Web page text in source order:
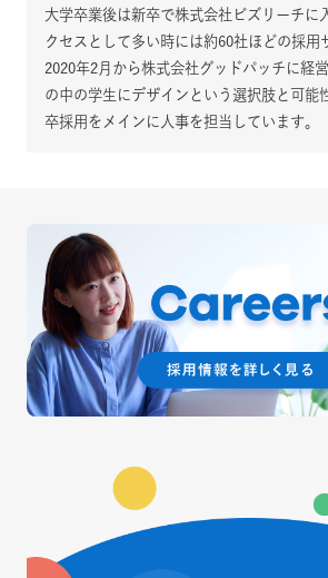
大学卒業後は新卒で株式会社ビズリーチに
クセスとして多い時には約60社ほどの採用
2020年2月から株式会社グッドパッチに経
の中の学生にデザインという選択肢と可能
卒採用をメインに人事を担当しています。